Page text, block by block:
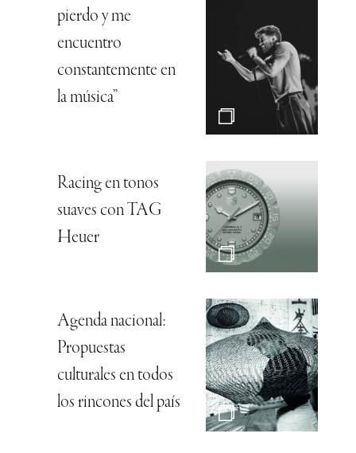
pierdo y me
encuentro
constantemente en
la música”
Racing en tonos
suaves con TAG
Heuer
Agenda nacional:
Propuestas
culturales en todos
los rincones del país